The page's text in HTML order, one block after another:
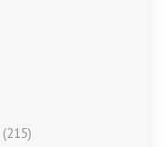
(215)